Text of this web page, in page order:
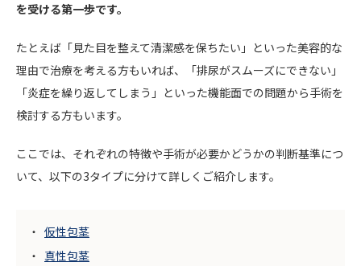
を受ける第一歩です。
たとえば「見た目を整えて清潔感を保ちたい」といった美容的な
理由で治療を考える方もいれば、「排尿がスムーズにできない」
「炎症を繰り返してしまう」といった機能面での問題から手術を
検討する方もいます。
ここでは、それぞれの特徴や手術が必要かどうかの判断基準につ
いて、以下の3タイプに分けて詳しくご紹介します。
仮性包茎
真性包茎